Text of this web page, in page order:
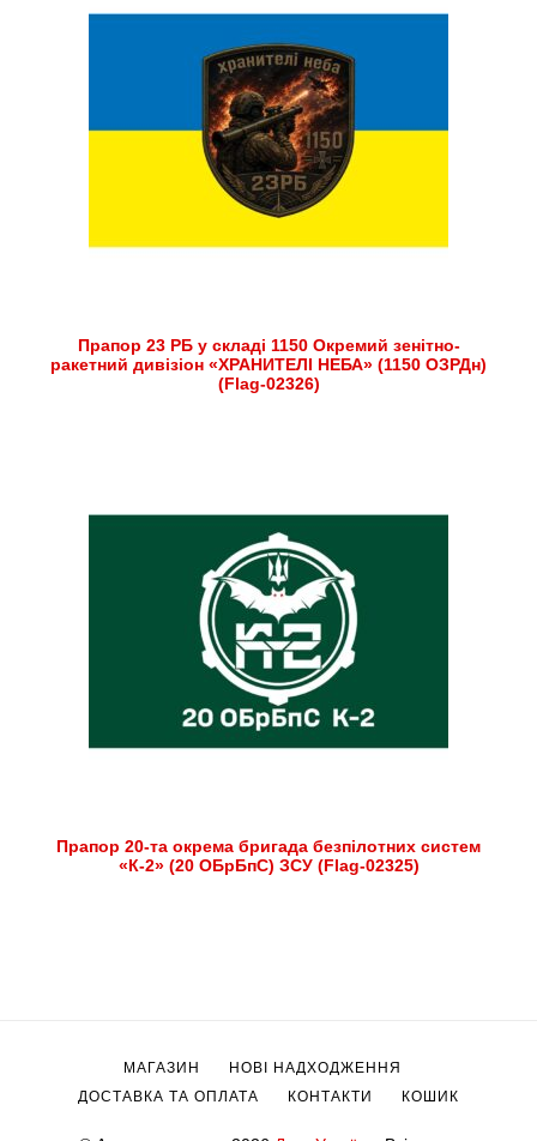
Прапор 23 РБ у складі 1150 Окремий зенітно-
ракетний дивізіон «ХРАНИТЕЛІ НЕБА» (1150 ОЗРДн)
(Flag-02326)
Прапор 20-та окрема бригада безпілотних систем
«К-2» (20 ОБрБпС) ЗСУ (Flag-02325)
МАГАЗИН
НОВІ НАДХОДЖЕННЯ
ДОСТАВКА ТА ОПЛАТА
КОНТАКТИ КОШИК